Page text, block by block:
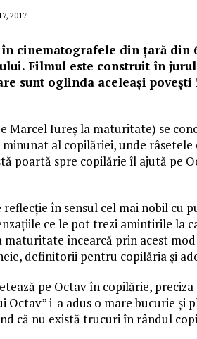
2017
cinematografele din țară din
Filmul este construit în
sunt oglinda aceleași
Marcel Iureș la maturitate) se
al copilăriei, unde
poartă spre copilărie îl ajută pe
în sensul cel mai nobil cu
ce le pot trezi amintirile la
încearcă prin acest
definitorii pentru copilăria și
pe Octav în copilărie, preciza
Octav” i-a adus o mare bucurie și
că nu există trucuri în rândul